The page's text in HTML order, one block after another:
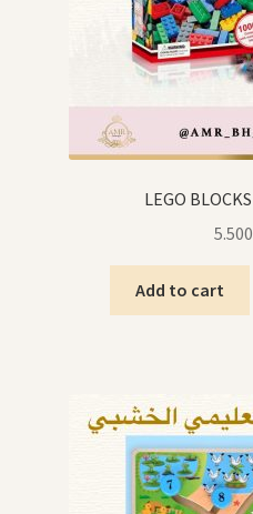
5.500
Add to cart